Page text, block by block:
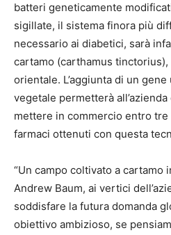
batteri geneticamente
sigillate, il sistema finora più
necessario ai diabetici, sarà
cartamo (carthamus
orientale. L’aggiunta di un
vegetale permetterà
mettere in commercio entro
farmaci ottenuti con questa
“Un campo coltivato a cartamo
Andrew Baum, ai vertici
soddisfare la futura domanda
obiettivo ambizioso, se